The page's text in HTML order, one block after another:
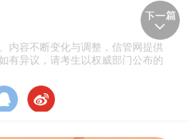
内容不断变化与调整，信管网提供
有异议，请考生以权威部门公布的